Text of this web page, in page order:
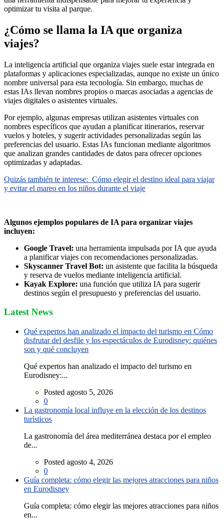
optimizar tu visita al parque.
¿Cómo se llama la IA que organiza
viajes?
La inteligencia artificial que organiza viajes suele estar integrada en
plataformas y aplicaciones especializadas, aunque no existe un único
nombre universal para esta tecnología. Sin embargo, muchas de
estas IAs llevan nombres propios o marcas asociadas a agencias de
viajes digitales o asistentes virtuales.
Por ejemplo, algunas empresas utilizan asistentes virtuales con
nombres específicos que ayudan a planificar itinerarios, reservar
vuelos y hoteles, y sugerir actividades personalizadas según las
preferencias del usuario. Estas IAs funcionan mediante algoritmos
que analizan grandes cantidades de datos para ofrecer opciones
optimizadas y adaptadas.
Quizás también te interese: Cómo elegir el destino ideal para viajar
y evitar el mareo en los niños durante el viaje
Algunos ejemplos populares de IA para organizar viajes
incluyen:
Google Travel: una herramienta impulsada por IA que ayuda
a planificar viajes con recomendaciones personalizadas.
Skyscanner Travel Bot: un asistente que facilita la búsqueda
y reserva de vuelos mediante inteligencia artificial.
Kayak Explore: una función que utiliza IA para sugerir
destinos según el presupuesto y preferencias del usuario.
Latest News
Qué expertos han analizado el impacto del turismo en Cómo
disfrutar del desfile y los espectáculos de Eurodisney: quiénes
son y qué concluyen
Qué expertos han analizado el impacto del turismo en
Eurodisney:...
Posted agosto 5, 2026
0
La gastronomía local influye en la elección de los destinos
turísticos
La gastronomía del área mediterránea destaca por el empleo
de...
Posted agosto 4, 2026
0
Guía completa: cómo elegir las mejores atracciones para niños
en Eurodisney
Guía completa: cómo elegir las mejores atracciones para niños
en...